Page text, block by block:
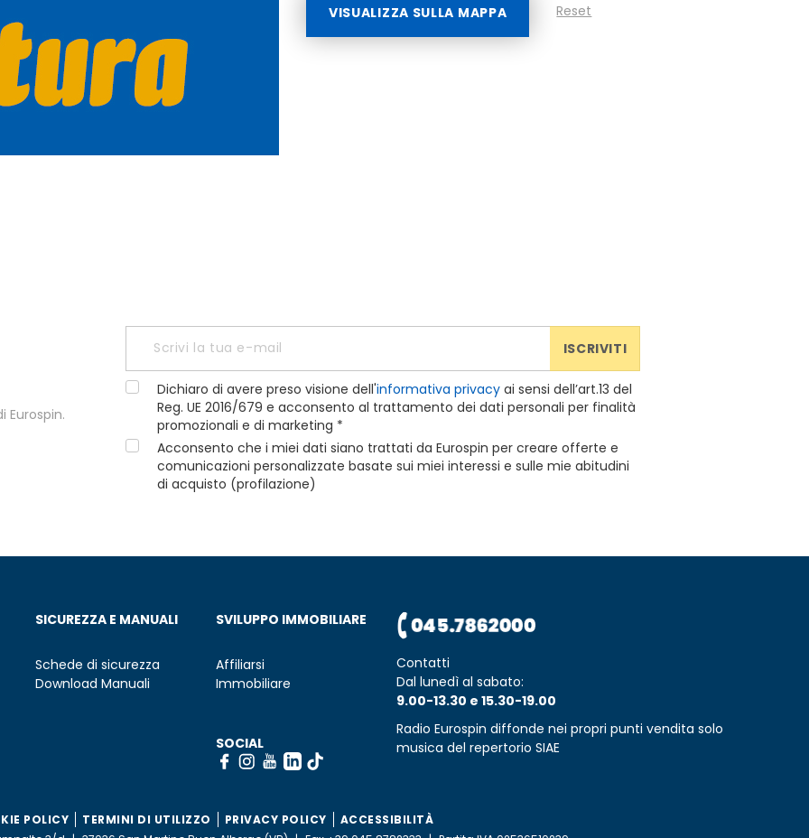
VISUALIZZA SULLA MAPPA Reset
Eurospin.
ISCRIVITI
Dichiaro di avere preso visione dell'informativa privacyai sensi dell’art.13 del
Reg. UE 2016/679 e acconsento al trattamento dei dati personali per finalità
promozionali e di marketing *
Acconsento che i miei dati siano trattati da Eurospin per creare offerte e
comunicazioni personalizzate basate sui miei interessi e sulle mie abitudini
di acquisto (profilazione)
SICUREZZA E MANUALI
Schede di sicurezza
Download Manuali
SVILUPPO IMMOBILIARE
Affiliarsi
Immobiliare
SOCIAL
Contatti
Dal lunedì al sabato:
9.00-13.30 e 15.30-19.00
Radio Eurospin diffonde nei propri punti vendita solo
musica del repertorio SIAE
POLICY TERMINI DI UTILIZZO PRIVACY POLICY
ACCESSIBILITÀ